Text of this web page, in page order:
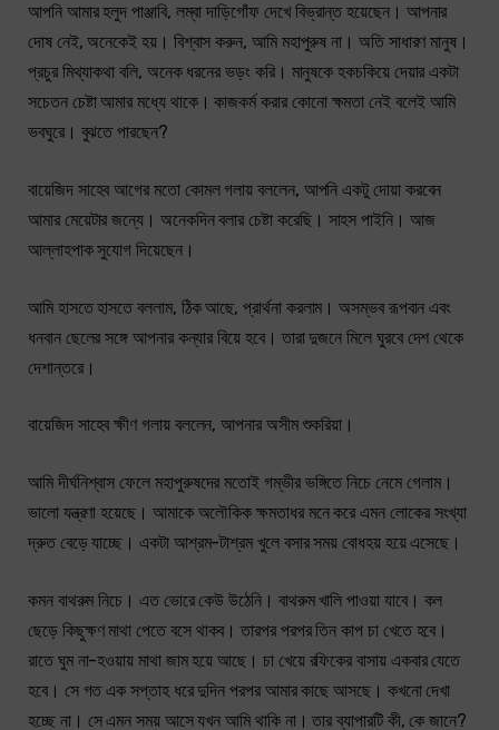
আপনি আমার হলুদ পাঞ্জাবি, লম্বা দাড়িগোঁফ দেখে বিভ্রান্ত হয়েছেন। আপনার
দোষ নেই, অনেকেই হয়। বিশ্বাস করুন, আমি মহাপুরুষ না। অতি সাধারণ মানুষ।
প্রচুর মিথ্যাকথা বলি, অনেক ধরনের ভড়ং করি। মানুষকে হকচকিয়ে দেয়ার একটা
সচেতন চেষ্টা আমার মধ্যে থাকে। কাজকর্ম করার কোনো ক্ষমতা নেই বলেই আমি
ভবঘুরে। বুঝতে পারছেন?
বায়েজিদ সাহেব আগের মতো কোমল গলায় বললেন, আপনি একটু দোয়া করবেন
আমার মেয়েটার জন্যে। অনেকদিন বলার চেষ্টা করেছি। সাহস পাইনি। আজ
আল্লাহপাক সুযোগ দিয়েছেন।
আমি হাসতে হাসতে বললাম, ঠিক আছে, প্রার্থনা করলাম। অসম্ভব রূপবান এবং
ধনবান ছেলের সঙ্গে আপনার কন্যার বিয়ে হবে। তারা দুজনে মিলে ঘুরবে দেশ থেকে
দেশান্তরে।
বায়েজিদ সাহেব ক্ষীণ গলায় বললেন, আপনার অসীম শুকরিয়া।
আমি দীর্ঘনিশ্বাস ফেলে মহাপুরুষদের মতোই গম্ভীর ভঙ্গিতে নিচে নেমে গেলাম।
ভালো যন্ত্রণা হয়েছে। আমাকে অলৌকিক ক্ষমতাধর মনে করে এমন লোকের সংখ্যা
দ্রুত বেড়ে যাচ্ছে। একটা আশ্রম-টাশ্রম খুলে বসার সময় বোধহয় হয়ে এসেছে।
কমন বাথরুম নিচে। এত ভোরে কেউ উঠেনি। বাথরুম খালি পাওয়া যাবে। কল
ছেড়ে কিছুক্ষণ মাথা পেতে বসে থাকব। তারপর পরপর তিন কাপ চা খেতে হবে।
রাতে ঘুম না-হওয়ায় মাথা জাম হয়ে আছে। চা খেয়ে রফিকের বাসায় একবার যেতে
হবে। সে গত এক সপ্তাহ ধরে দুদিন পরপর আমার কাছে আসছে। কখনো দেখা
হচ্ছে না। সে এমন সময় আসে যখন আমি থাকি না। তার ব্যাপারটি কী, কে জানে?